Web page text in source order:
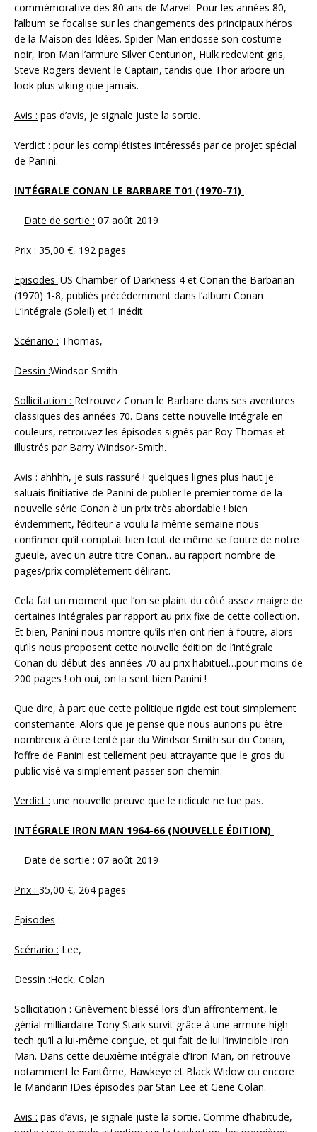
commémorative des 80 ans de Marvel. Pour les années 80,
l’album se focalise sur les changements des principaux héros
de la Maison des Idées. Spider-Man endosse son costume
noir, Iron Man l’armure Silver Centurion, Hulk redevient gris,
Steve Rogers devient le Captain, tandis que Thor arbore un
look plus viking que jamais.
Avis : pas d’avis, je signale juste la sortie.
Verdict : pour les complétistes intéressés par ce projet spécial
de Panini.
INTÉGRALE CONAN LE BARBARE T01 (1970-71)
Date de sortie : 07 août 2019
Prix : 35,00 €, 192 pages
Episodes :US Chamber of Darkness 4 et Conan the Barbarian
(1970) 1-8, publiés précédemment dans l’album Conan :
L’Intégrale (Soleil) et 1 inédit
Scénario : Thomas,
Dessin :Windsor-Smith
Sollicitation : Retrouvez Conan le Barbare dans ses aventures
classiques des années 70. Dans cette nouvelle intégrale en
couleurs, retrouvez les épisodes signés par Roy Thomas et
illustrés par Barry Windsor-Smith.
Avis : ahhhh, je suis rassuré ! quelques lignes plus haut je
saluais l’initiative de Panini de publier le premier tome de la
nouvelle série Conan à un prix très abordable ! bien
évidemment, l’éditeur a voulu la même semaine nous
confirmer qu’il comptait bien tout de même se foutre de notre
gueule, avec un autre titre Conan…au rapport nombre de
pages/prix complètement délirant.
Cela fait un moment que l’on se plaint du côté assez maigre de
certaines intégrales par rapport au prix fixe de cette collection.
Et bien, Panini nous montre qu’ils n’en ont rien à foutre, alors
qu’ils nous proposent cette nouvelle édition de l’intégrale
Conan du début des années 70 au prix habituel…pour moins de
200 pages ! oh oui, on la sent bien Panini !
Que dire, à part que cette politique rigide est tout simplement
consternante. Alors que je pense que nous aurions pu être
nombreux à être tenté par du Windsor Smith sur du Conan,
l’offre de Panini est tellement peu attrayante que le gros du
public visé va simplement passer son chemin.
Verdict : une nouvelle preuve que le ridicule ne tue pas.
INTÉGRALE IRON MAN 1964-66 (NOUVELLE ÉDITION)
Date de sortie : 07 août 2019
Prix : 35,00 €, 264 pages
Episodes :
Scénario : Lee,
Dessin :Heck, Colan
Sollicitation : Grièvement blessé lors d’un affrontement, le
génial milliardaire Tony Stark survit grâce à une armure high-
tech qu’il a lui-même conçue, et qui fait de lui l’invincible Iron
Man. Dans cette deuxième intégrale d’Iron Man, on retrouve
notamment le Fantôme, Hawkeye et Black Widow ou encore
le Mandarin !Des épisodes par Stan Lee et Gene Colan.
Avis : pas d’avis, je signale juste la sortie. Comme d’habitude,